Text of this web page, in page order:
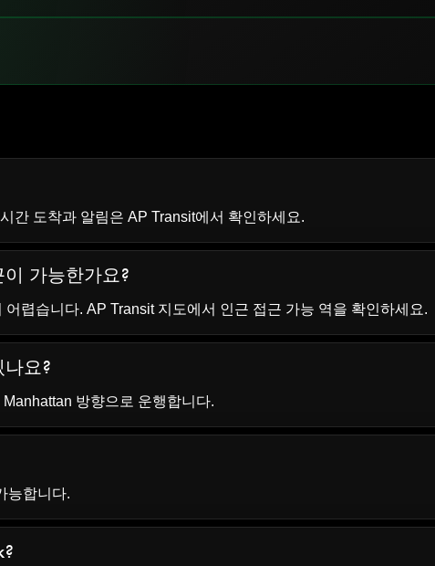
간 도착과 알림은 AP Transit에서 확인하세요.
가능한가요?
렵습니다. AP Transit 지도에서 인근 접근 가능 역을 확인하세요.
요?
방향으로 운행합니다.
능합니다.